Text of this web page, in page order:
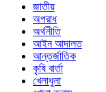
জাতীয়
অপরাধ
অর্থনীতি
আইন আদালত
আন্তর্জাতিক
কৃষি বার্তা
খেলাধুলা